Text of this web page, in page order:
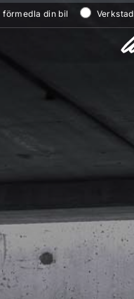
förmedla din bil Verkstad